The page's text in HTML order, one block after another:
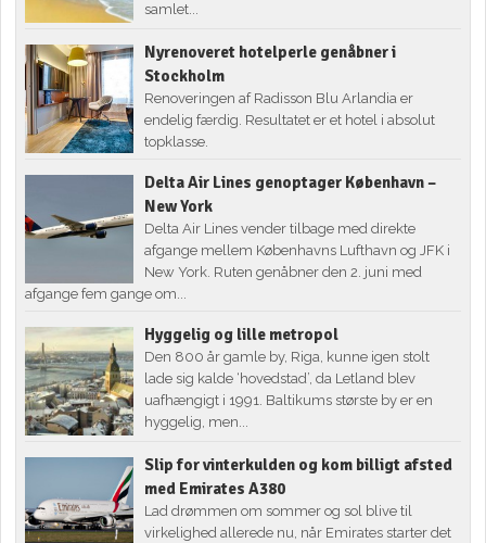
samlet...
Nyrenoveret hotelperle genåbner i
Stockholm
Renoveringen af Radisson Blu Arlandia er
endelig færdig. Resultatet er et hotel i absolut
topklasse.
Delta Air Lines genoptager København –
New York
Delta Air Lines vender tilbage med direkte
afgange mellem Københavns Lufthavn og JFK i
New York. Ruten genåbner den 2. juni med
afgange fem gange om...
Hyggelig og lille metropol
Den 800 år gamle by, Riga, kunne igen stolt
lade sig kalde ‘hovedstad’, da Letland blev
uafhængigt i 1991. Baltikums største by er en
hyggelig, men...
Slip for vinterkulden og kom billigt afsted
med Emirates A380
Lad drømmen om sommer og sol blive til
virkelighed allerede nu, når Emirates starter det